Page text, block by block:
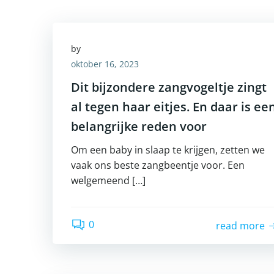
by
oktober 16, 2023
Dit bijzondere zangvogeltje zingt
al tegen haar eitjes. En daar is
belangrijke reden voor
Om een baby in slaap te krijgen, zetten we
vaak ons beste zangbeentje voor. Een
welgemeend […]
0 read more